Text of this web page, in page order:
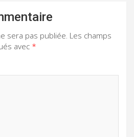
sera pas publiée. Les champs
avec *